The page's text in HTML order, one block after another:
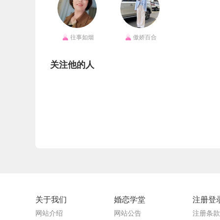
往事如烟 傲娇百合
关注他的人
关于我们
网站介绍
婚恋学堂
网站公告
注册登
注册条款